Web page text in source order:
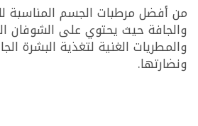
من أفضل مرطبات الجسم المناسبة
والجافة حيث يحتوي على الشوفان
والمطريات الغنية لتغذية البشرة
ونضارتها.